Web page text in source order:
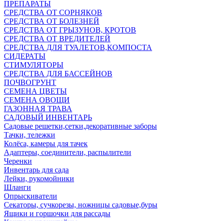
ПРЕПАРАТЫ
СРЕДСТВА ОТ СОРНЯКОВ
СРЕДСТВА ОТ БОЛЕЗНЕЙ
СРЕДСТВА ОТ ГРЫЗУНОВ, КРОТОВ
СРЕДСТВА ОТ ВРЕДИТЕЛЕЙ
СРЕДСТВА ДЛЯ ТУАЛЕТОВ,КОМПОСТА
СИДЕРАТЫ
СТИМУЛЯТОРЫ
СРЕДСТВА ДЛЯ БАССЕЙНОВ
ПОЧВОГРУНТ
СЕМЕНА ЦВЕТЫ
СЕМЕНА ОВОЩИ
ГАЗОННАЯ ТРАВА
САДОВЫЙ ИНВЕНТАРЬ
Садовые решетки,сетки,декоративные заборы
Тачки, тележки
Колёса, камеры для тачек
Адаптеры, соединители, распылители
Черенки
Инвентарь для сада
Лейки, рукомойники
Шланги
Опрыскиватели
Секаторы, сучкорезы, ножницы садовые,буры
Ящики и горшочки для рассады